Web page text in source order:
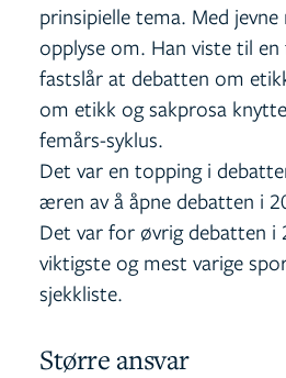
prinsipielle tema. Med
opplyse om. Han viste til
fastslår at debatten om
om etikk og sakprosa
femårs-syklus.
Det var en topping i
æren av å åpne debatten i
Det var for øvrig debatten
viktigste og mest varige
sjekkliste.
Større ansvar